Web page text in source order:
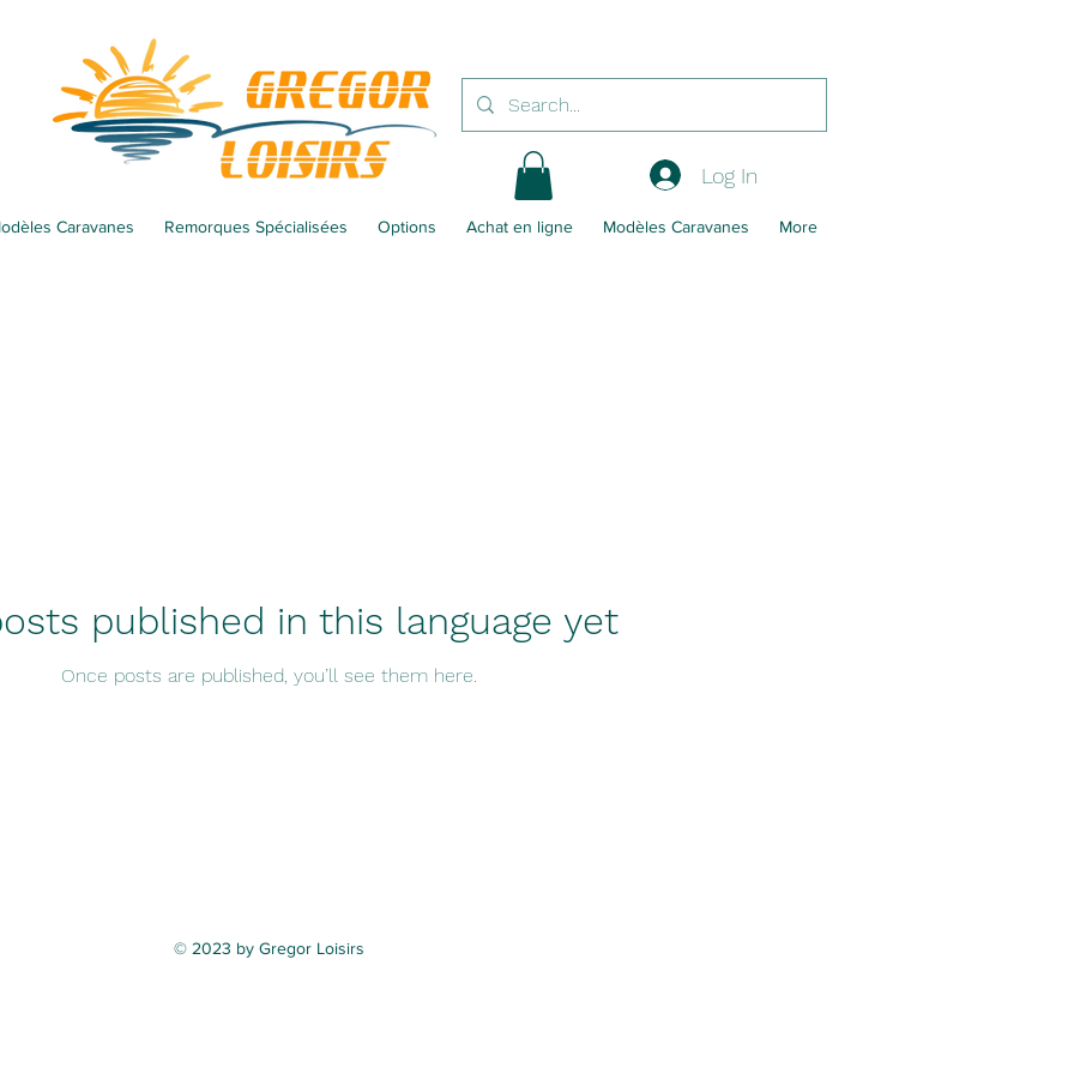
Log In
Caravanes Remorques Spécialisées Options Achat en ligne Modèles Caravanes More
published in this language yet
Once posts are published, you’ll see them here.
© 2023 by Gregor Loisirs